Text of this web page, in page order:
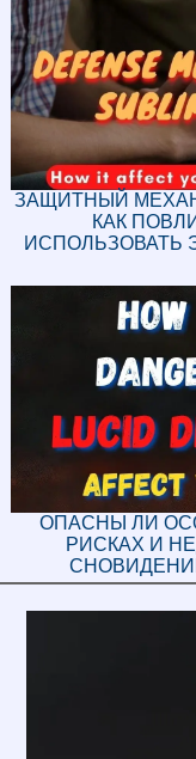
ЗАЩИТНЫЙ
КАК
ИСПОЛЬЗОВАТЬ
ОПАСНЫ ЛИ
РИСКАХ И